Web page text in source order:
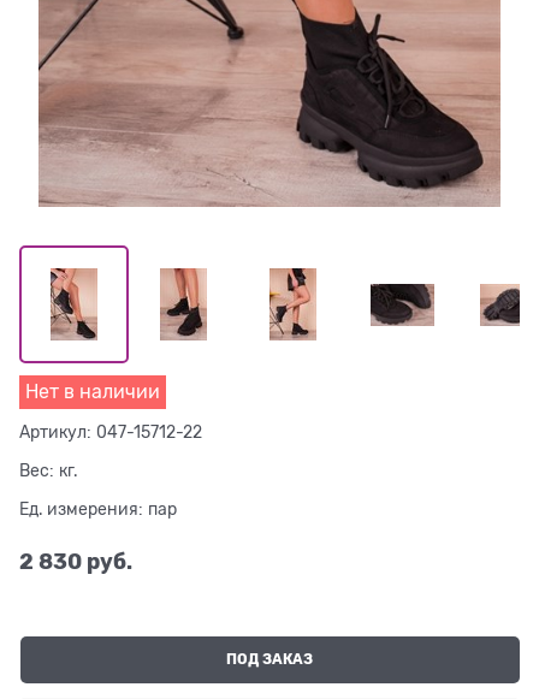
Нет в наличии
Артикул: 047-15712-22
Вес: кг.
Ед. измерения: пар
2 830 руб.
ПОД ЗАКАЗ